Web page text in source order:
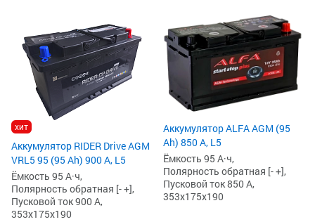
хит
Аккумулятор RIDER Drive AGM
VRL5 95 (95 Ah) 900 А, L5
Ёмкость 95 А·ч,
Полярность обратная [- +],
Пусковой ток 900 А,
353x175x190
Аккумулятор ALFA AGM (95
Ah) 850 А, L5
Ёмкость 95 А·ч,
Полярность обратная [- +],
Пусковой ток 850 А,
353x175x190